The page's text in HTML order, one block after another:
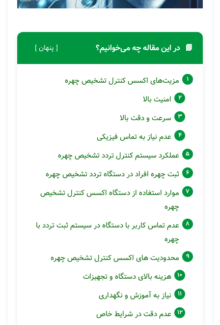
📘 در این مقاله چه می‌خوانیم؟ [ پنهان ]
مزیت‌های اکسس کنترل تشخیص چهره
امنیت بالا
سرعت و دقت بالا
عدم نیاز به تماس فیزیکی
عملکرد سیستم کنترل تردد تشخیص چهره
ثبت چهره افراد در دستگاه تردد تشخیص چهره
موارد استفاده از دستگاه اکسس کنترل تشخیص
چهره
عدم تماس کاربر با دستگاه در سیستم ثبت تردد با
چهره
محدودیت های اکسس کنترل تشخیص چهره
هزینه بالای دستگاه و تجهیزات
نیاز به آموزش و نگهداری
عدم دقت در شرایط خاص